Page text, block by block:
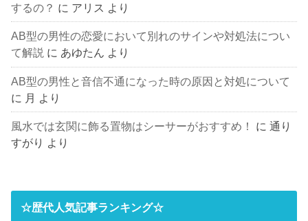
するの？ に アリス より
AB型の男性の恋愛において別れのサインや対処法につい
て解説 に あゆたん より
AB型の男性と音信不通になった時の原因と対処について
に 月 より
風水では玄関に飾る置物はシーサーがおすすめ！ に通り
すがり より
☆歴代人気記事ランキング☆